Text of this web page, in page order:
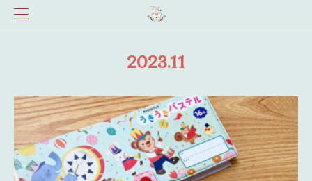
2023.11